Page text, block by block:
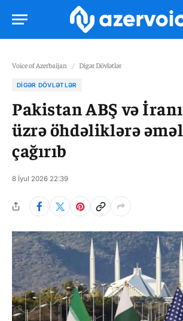
Voice of Azerbaijan / Digər Dövlətlər
DIGƏR DÖVLƏTLƏR
Pakistan ABŞ və
üzrə öhdəliklərə
çağırıb
8 İyul 2026 22:39